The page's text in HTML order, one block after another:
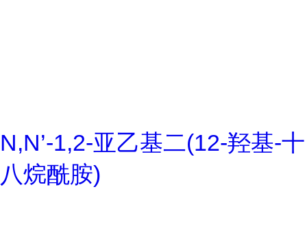
N,N’-1,2-亚乙基二(12-羟基-十
八烷酰胺)